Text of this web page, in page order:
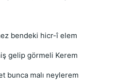
bendeki hicr-î elem
gelip görmeli Kerem
bunca malı neylerem